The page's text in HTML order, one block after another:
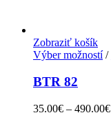
Zobraziť košík
Výber možností/
BTR 82
35.00€ – 490.00€